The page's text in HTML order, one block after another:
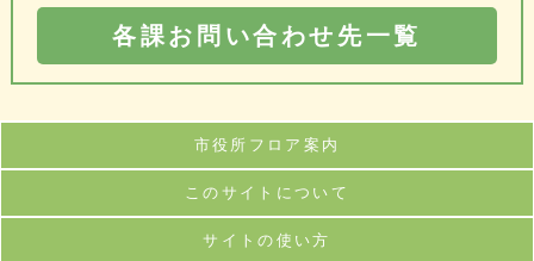
各課お問い合わせ先一覧
市役所フロア案内
このサイトについて
サイトの使い方